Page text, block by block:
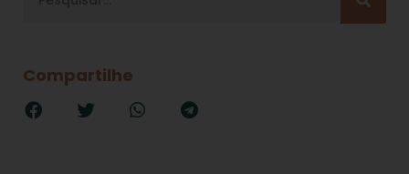
Compartilhe